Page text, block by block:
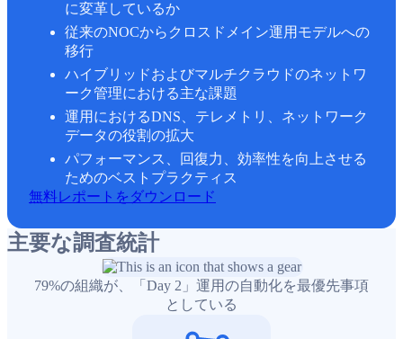
に変革しているか
従来のNOCからクロスドメイン運用モデルへの
移行
ハイブリッドおよびマルチクラウドのネットワ
ーク管理における主な課題
運用におけるDNS、テレメトリ、ネットワーク
データの役割の拡大
パフォーマンス、回復力、効率性を向上させる
ためのベストプラクティス
無料レポートをダウンロード
主要な調査統計
79%の組織が、「Day 2」運用の自動化を最優先事項
としている